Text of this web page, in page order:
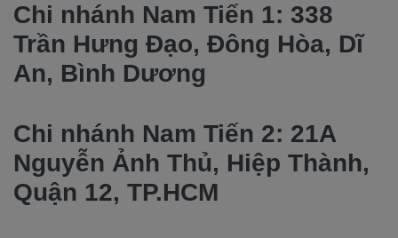
Chi nhánh Nam Tiến 1: 338
Trần Hưng Đạo, Đông Hòa, Dĩ
An, Bình Dương
Chi nhánh Nam Tiến 2: 21A
Nguyễn Ảnh Thủ, Hiệp Thành,
Quận 12, TP.HCM